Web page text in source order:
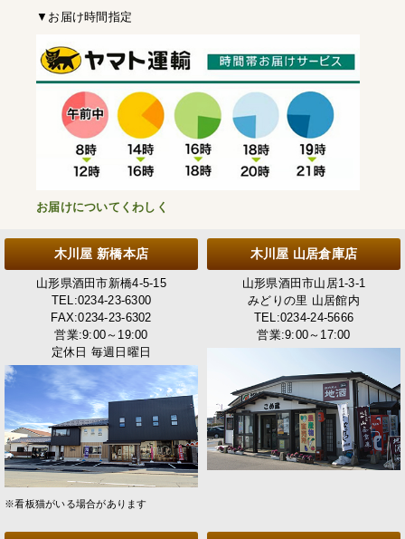
▼お届け時間指定
お届けについてくわしく
木川屋 新橋本店
山形県酒田市新橋4-5-15
TEL:0234-23-6300
FAX:0234-23-6302
営業:9:00～19:00
定休日 毎週日曜日
※看板猫がいる場合があります
木川屋 山居倉庫店
山形県酒田市山居1-3-1
みどりの里 山居館内
TEL:0234-24-5666
営業:9:00～17:00